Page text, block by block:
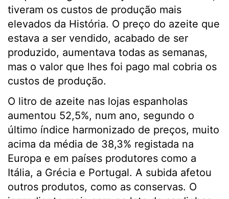
tiveram os custos de produção mais
elevados da História. O preço do azeite que
estava a ser vendido, acabado de ser
produzido, aumentava todas as semanas,
mas o valor que lhes foi pago mal cobria os
custos de produção.
O litro de azeite nas lojas espanholas
aumentou 52,5%, num ano, segundo o
último índice harmonizado de preços, muito
acima da média de 38,3% registada na
Europa e em países produtores como a
Itália, a Grécia e Portugal. A subida afetou
outros produtos, como as conservas. O